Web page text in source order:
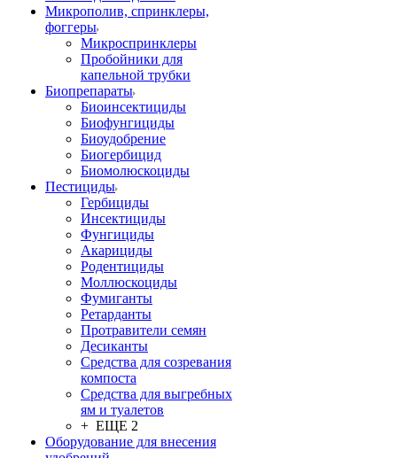
Микрополив, спринклеры,
фоггеры
Микроспринклеры
Пробойники для
капельной трубки
Биопрепараты
Биоинсектициды
Биофунгициды
Биоудобрение
Биогербицид
Биомолюскоциды
Пестициды
Гербициды
Инсектициды
Фунгициды
Акарициды
Родентициды
Моллюскоциды
Фумиганты
Ретарданты
Протравители семян
Десиканты
Средства для созревания
компоста
Средства для выгребных
ям и туалетов
+ ЕЩЕ 2
Оборудование для внесения